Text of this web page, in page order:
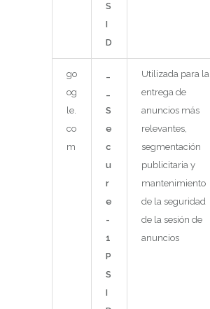
S
I
D
go
og
le.
co
m
S
e
c
u
r
e
-
1
P
S
I
Utilizada para la
entrega de
anuncios más
relevantes,
segmentación
publicitaria y
mantenimiento
de la seguridad
de la sesión de
anuncios